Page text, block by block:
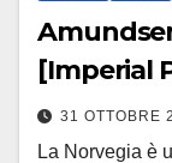
[Imperial
31 OTTOBRE
La Norvegia è